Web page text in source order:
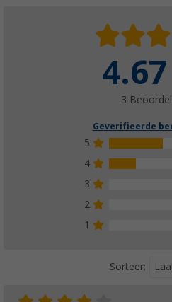
3
Geverifieerde
5
4
3
2
1
Sorteer: